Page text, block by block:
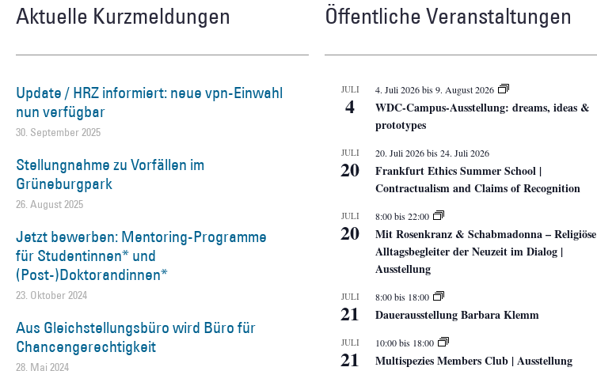
Aktuelle Kurzmeldungen
Update / HRZ informiert: neue vpn-Einwahl
nun verfügbar
30. September 2025
Stellungnahme zu Vorfällen im
Grüneburgpark
26. August 2025
Jetzt bewerben: Mentoring-Programme
für Studentinnen* und
(Post-)Doktorandinnen*
23. Oktober 2024
Aus Gleichstellungsbüro wird Büro für
Chancengerechtigkeit
28. Mai 2024
Öffentliche Veranstaltungen
JULI
4
4. Juli 2026bis9. August 2026
WDC-Campus-Ausstellung: dreams, ideas &
prototypes
JULI
20
20. Juli 2026bis24. Juli 2026
Frankfurt Ethics Summer School |
Contractualism and Claims of Recognition
JULI
20
8:00bis22:00
Mit Rosenkranz & Schabmadonna – Religiöse
Alltagsbegleiter der Neuzeit im Dialog |
Ausstellung
JULI
21
8:00bis 18:00
Dauerausstellung Barbara Klemm
JULI
21
10:00bis 18:00
Multispezies Members Club | Ausstellung